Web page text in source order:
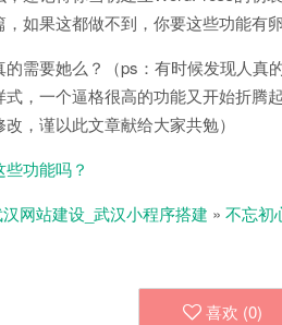
如果这都做不到，你要这些功能有
需要她么？（ps：有时候发现人真
，一个逼格很高的功能又开始折腾
，谨以此文章献给大家共勉）
功能吗？
网站建设_武汉小程序搭建 » 不忘初
喜欢 (0)